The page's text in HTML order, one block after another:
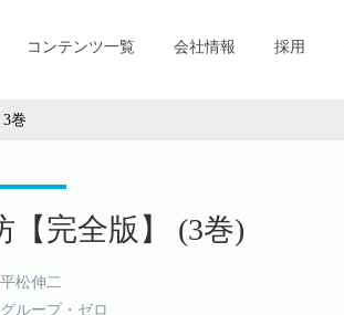
コンテンツ一覧 会社情報 採用
3巻
【完全版】 (3巻)
松伸二
ループ・ゼロ